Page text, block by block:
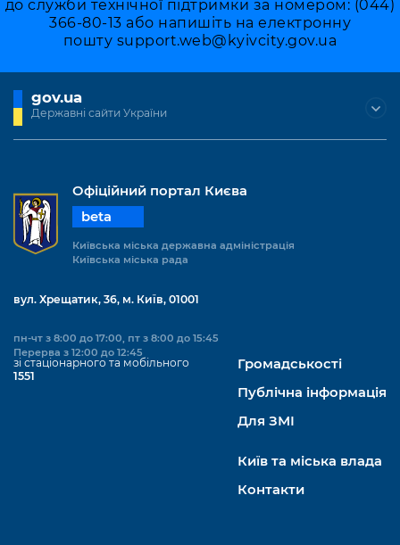
до служби технічної підтримки за номером: (044)
366-80-13 або напишіть на електронну
пошту support.web@kyivcity.gov.ua
gov.ua
Державні сайти України
Офіційний портал Києва
beta
Київська міська державна адміністрація
Київська міська рада
вул. Хрещатик, 36, м. Київ, 01001
пн-чт з 8:00 до 17:00, пт з 8:00 до 15:45
Перерва з 12:00 до 12:45
зі стаціонарного та мобільного
1551
Громадськості
Публічна інформація
Для ЗМІ
Київ та міська влада
Контакти